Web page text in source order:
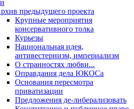
предыдущего проекта
Крупные мероприятия
консервативного толка
Курьезы
Национальная идея,
антивестернизм, империализм
О странностях любви...
Оправдания дела ЮКОСа
Основания пересмотра
приватизации
Предложения де-либерализовать